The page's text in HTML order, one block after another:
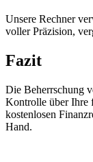
Unsere Rechner
voller Präzision,
Fazit
Die Beherrschung
Kontrolle über Ihre
kostenlosen
Hand.